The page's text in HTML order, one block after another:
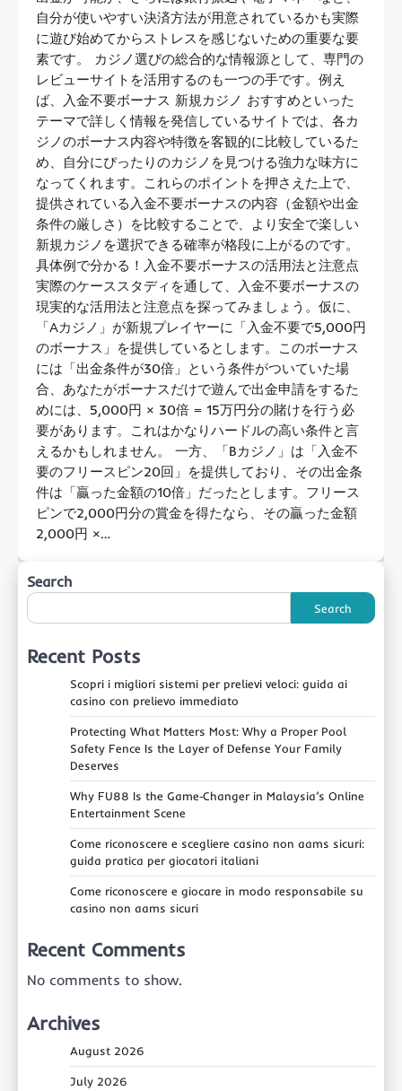
自分が使いやすい決済方法が用意されているかも実際
に遊び始めてからストレスを感じないための重要な要
素です。 カジノ選びの総合的な情報源として、専門の
レビューサイトを活用するのも一つの手です。例え
ば、入金不要ボーナス 新規カジノ おすすめといった
テーマで詳しく情報を発信しているサイトでは、各カ
ジノのボーナス内容や特徴を客観的に比較しているた
め、自分にぴったりのカジノを見つける強力な味方に
なってくれます。これらのポイントを押さえた上で、
提供されている入金不要ボーナスの内容（金額や出金
条件の厳しさ）を比較することで、より安全で楽しい
新規カジノを選択できる確率が格段に上がるのです。
具体例で分かる！入金不要ボーナスの活用法と注意点
実際のケーススタディを通して、入金不要ボーナスの
現実的な活用法と注意点を探ってみましょう。仮に、
「Aカジノ」が新規プレイヤーに「入金不要で5,000円
のボーナス」を提供しているとします。このボーナス
には「出金条件が30倍」という条件がついていた場
合、あなたがボーナスだけで遊んで出金申請をするた
めには、5,000円 × 30倍 = 15万円分の賭けを行う必
要があります。これはかなりハードルの高い条件と言
えるかもしれません。 一方、「Bカジノ」は「入金不
要のフリースピン20回」を提供しており、その出金条
件は「贏った金額の10倍」だったとします。フリース
ピンで2,000円分の賞金を得たなら、その贏った金額
2,000円 ×…
Search
Search
Recent Posts
Scopri i migliori sistemi per prelievi veloci: guida ai
casino con prelievo immediato
Protecting What Matters Most: Why a Proper Pool
Safety Fence Is the Layer of Defense Your Family
Deserves
Why FU88 Is the Game‑Changer in Malaysia’s Online
Entertainment Scene
Come riconoscere e scegliere casino non aams sicuri:
guida pratica per giocatori italiani
Come riconoscere e giocare in modo responsabile su
casino non aams sicuri
Recent Comments
No comments to show.
Archives
August 2026
July 2026